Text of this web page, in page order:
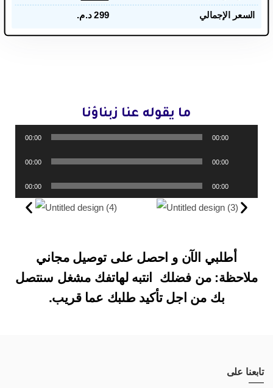
السعر الإجمالي 299د.م.
ما يقوله عنا زبناؤنا
00:00
00:00
00:00
00:00
الصوت
00:00
00:00
أطلبي الآن و احصل على توصيل مجاني
ملاحظة: من فضلك انتبه لهاتفك مشغل سنتصل
بك من اجل تأكيد طلبك عما قريب.
تابعنا على